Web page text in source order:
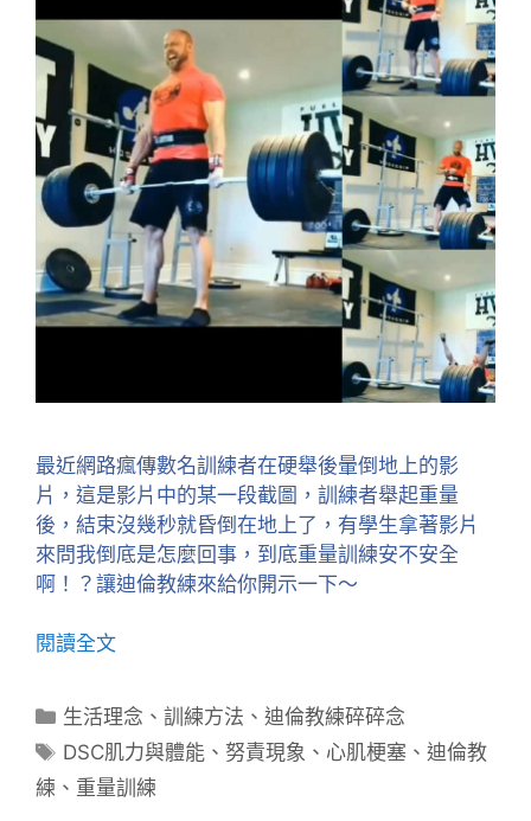
最近網路瘋傳數名訓練者在硬舉後暈倒地上的影
片，這是影片中的某一段截圖，訓練者舉起重量
後，結束沒幾秒就昏倒在地上了，有學生拿著影片
來問我倒底是怎麼回事，到底重量訓練安不安全
啊！？讓迪倫教練來給你開示一下～
閱讀全文
分
類
生活理念 、訓練方法 、迪倫教練碎碎念
標
籤
DSC肌力與體能 、 努責現象 、 心肌梗塞 、迪倫教
練 、 重量訓練